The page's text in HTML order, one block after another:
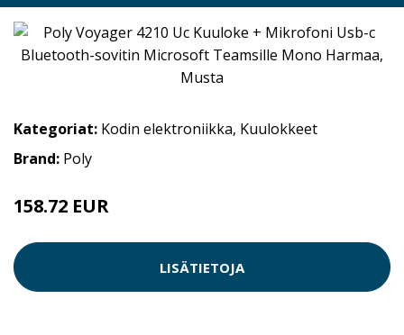
Kategoriat: Kodin elektroniikka, Kuulokkeet
Brand: Poly
158.72 EUR
LISÄTIETOJA